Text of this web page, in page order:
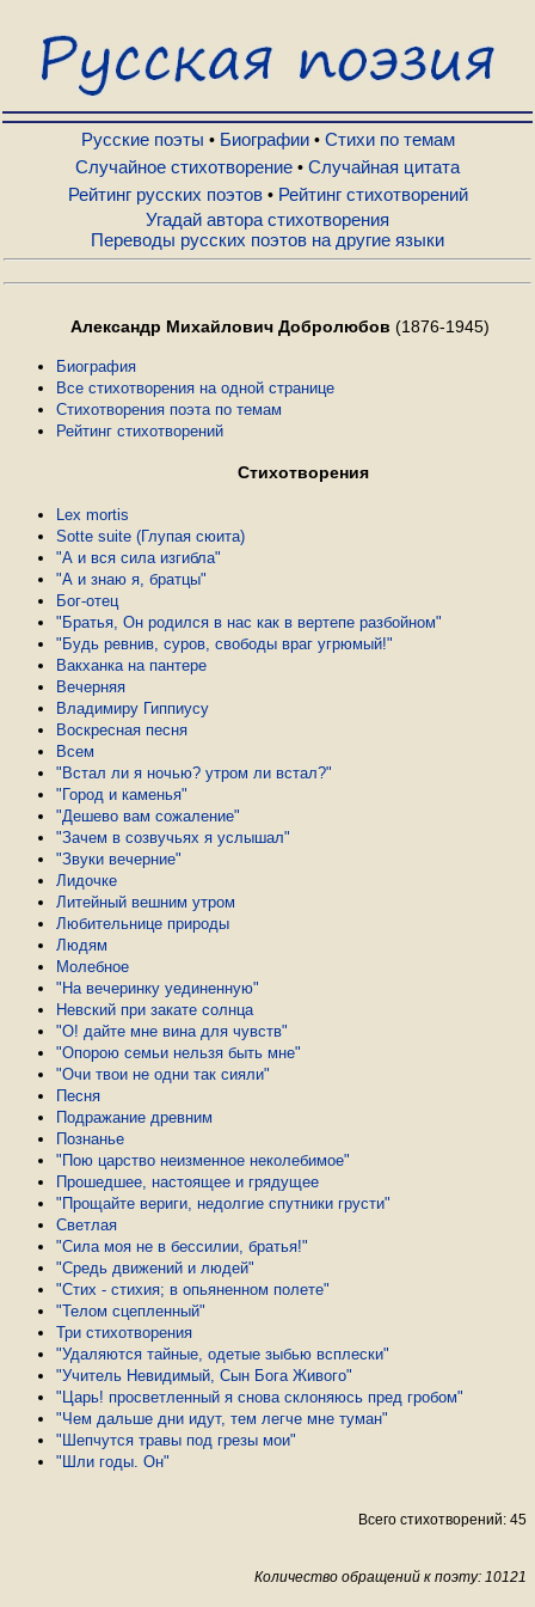
Русские поэты
Биографии
Стихи по темам
Случайное стихотворение
Рейтинг русских поэтов
Русские поэты • Биографии• Стихи по темам
Случайное стихотворение • Случайная цитата
Рейтинг русских поэтов• Рейтинг стихотворений
Угадай автора стихотворения
Переводы русских поэтов на другие языки
Александр Михайлович Добролюбов (1876-1945)
Биография
Все стихотворения на одной странице
Стихотворения поэта по темам
Рейтинг стихотворений
Стихотворения
Lex mortis
Sotte suite (Глупая сюита)
"А и вся сила изгибла"
"А и знаю я, братцы"
Бог-отец
"Братья, Он родился в нас как в вертепе разбойном"
"Будь ревнив, суров, свободы враг угрюмый!"
Вакханка на пантере
Вечерняя
Владимиру Гиппиусу
Воскресная песня
Всем
"Встал ли я ночью? утром ли встал?"
"Город и каменья"
"Дешево вам сожаление"
"Зачем в созвучьях я услышал"
"Звуки вечерние"
Лидочке
Литейный вешним утром
Любительнице природы
Людям
Молебное
"На вечеринку уединенную"
Невский при закате солнца
"О! дайте мне вина для чувств"
"Опорою семьи нельзя быть мне"
"Очи твои не одни так сияли"
Песня
Подражание древним
Познанье
"Пою царство неизменное неколебимое"
Прошедшее, настоящее и грядущее
"Прощайте вериги, недолгие спутники грусти"
Светлая
"Сила моя не в бессилии, братья!"
"Средь движений и людей"
"Стих - стихия; в опьяненном полете"
"Телом сцепленный"
Три стихотворения
"Удаляются тайные, одетые зыбью всплески"
"Учитель Невидимый, Сын Бога Живого"
"Царь! просветленный я снова склоняюсь пред гробом"
"Чем дальше дни идут, тем легче мне туман"
"Шепчутся травы под грезы мои"
"Шли годы. Он"
Всего стихотворений: 45
Количество обращений к поэту: 10121